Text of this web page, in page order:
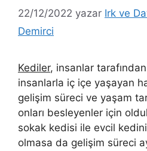
22/12/2022 yazar Irk ve
Demirci
Kediler, insanlar
insanlarla iç içe yaşayan
gelişim süreci ve yaşam
onları besleyenler için
sokak kedisi ile evcil
olmasa da gelişim süreci